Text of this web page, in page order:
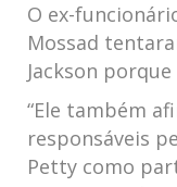
O ex-
Mossad
Jackson
“Ele também
responsáveis
Petty como